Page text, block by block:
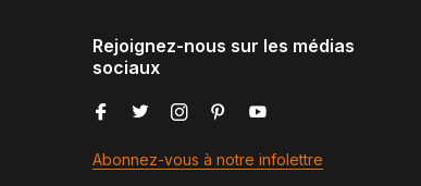
Rejoignez-nous sur les médias
sociaux
Abonnez-vous à notre infolettre